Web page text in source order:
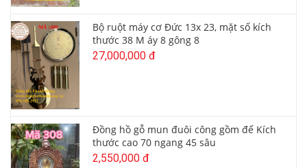
Bộ ruột máy cơ Đức 13x 23, mặt số kích
thước 38 M áy 8 gông 8
27,000,000 đ
Đồng hồ gỗ mun đuôi công gồm đế Kích
thước cao 70 ngang 45 sâu
2,550,000 đ